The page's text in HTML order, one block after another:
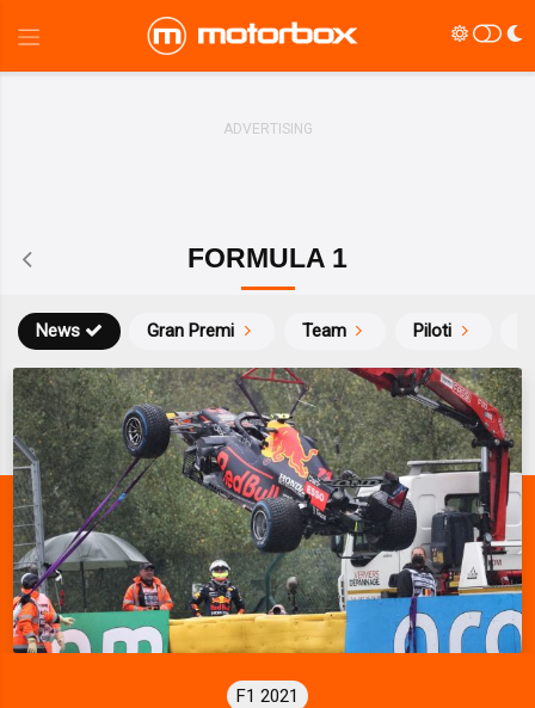
FORMULA 1
News Gran Premi Team Piloti
F1 2021